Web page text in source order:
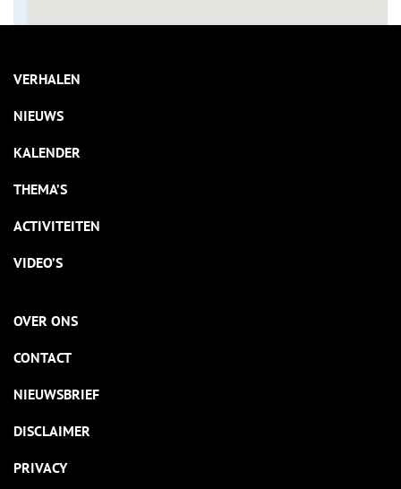
VERHALEN
NIEUWS
KALENDER
THEMA’S
ACTIVITEITEN
VIDEO’S
OVER ONS
CONTACT
NIEUWSBRIEF
DISCLAIMER
PRIVACY